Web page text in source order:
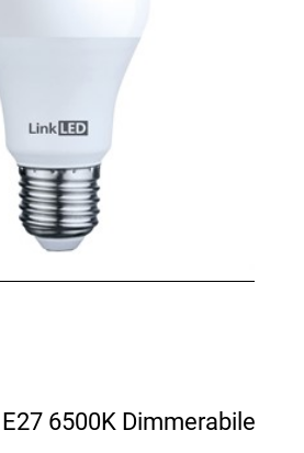
6500K Dimmerabile